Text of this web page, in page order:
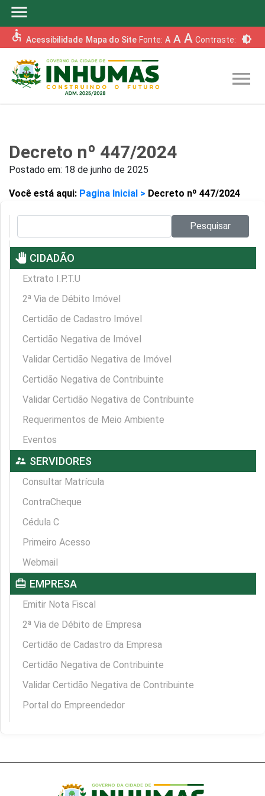
menu
accessible Acessibilidade Mapa do Site Fonte: A A A Contraste: brightness_6
menu
Decreto nº 447/2024
Postado em: 18 de junho de 2025
Você está aqui: Pagina Inicial > Decreto nº 447/2024
Pesquisar
pan_tool CIDADÃO
Extrato I.P.T.U
2ª Via de Débito Imóvel
Certidão de Cadastro Imóvel
Certidão Negativa de Imóvel
Validar Certidão Negativa de Imóvel
Certidão Negativa de Contribuinte
Validar Certidão Negativa de Contribuinte
Requerimentos de Meio Ambiente
Eventos
supervisor_account SERVIDORES
Consultar Matrícula
ContraCheque
Cédula C
Primeiro Acesso
Webmail
card_travel EMPRESA
Emitir Nota Fiscal
2ª Via de Débito de Empresa
Certidão de Cadastro da Empresa
Certidão Negativa de Contribuinte
Validar Certidão Negativa de Contribuinte
Portal do Empreendedor